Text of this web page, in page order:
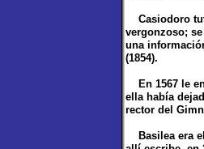
Casiodoro
vergonzoso;
una
(1854).
En 1567 le
ella había
rector del
Basilea era